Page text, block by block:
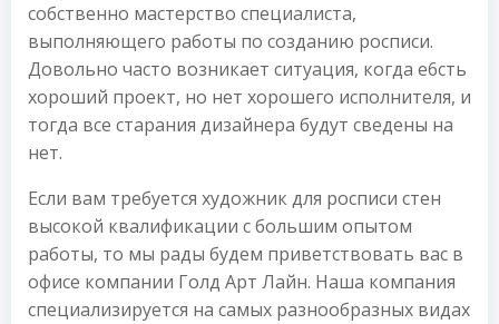
собственно мастерство специалиста,
выполняющего работы по созданию росписи.
Довольно часто возникает ситуация, когда е6сть
хороший проект, но нет хорошего исполнителя, и
тогда все старания дизайнера будут сведены на
нет.
Если вам требуется художник для росписи стен
высокой квалификации с большим опытом
работы, то мы рады будем приветствовать вас в
офисе компании Голд Арт Лайн. Наша компания
специализируется на самых разнообразных видах